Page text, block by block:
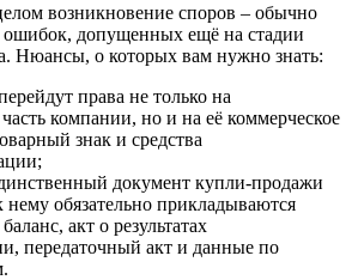
возникновение споров – обычно
ошибок, допущенных ещё на стадии
Нюансы, о которых вам нужно знать:
права не только на
компании, но и на её коммерческое
знак и средства
документ купли-продажи
нему обязательно прикладываются
акт о результатах
передаточный акт и данные по